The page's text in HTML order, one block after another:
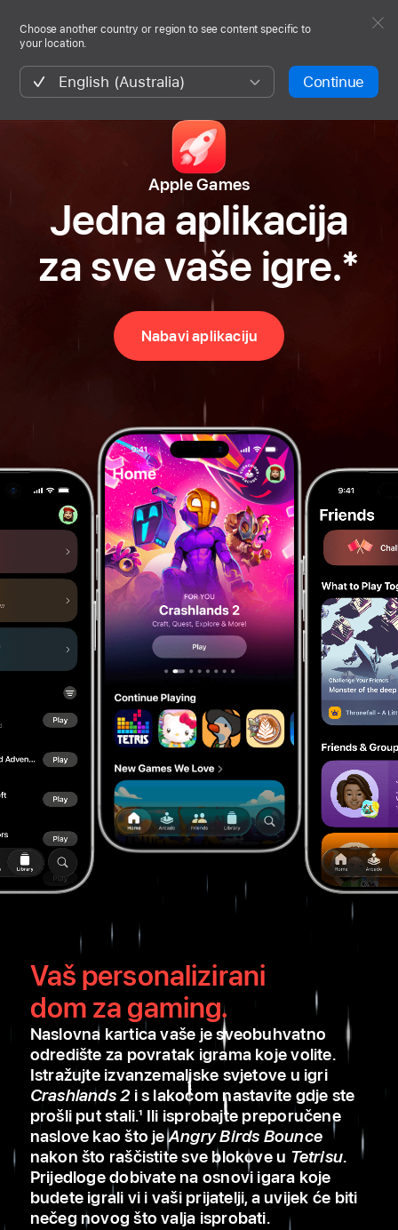
Choose another country or region to see content specific to
your location.
English (Australia) Continue
Apple Games Nabavi aplikaciju
Apple Games
Jedna aplikacija
za sve vaše igre.*
Nabavi aplikaciju
Vaš personalizirani
dom za gaming.
Naslovna kartica vaše je sveobuhvatno
odredište za povratak igrama koje volite.
Istražujte izvanzemaljske svjetove u igri
Crashlands 2i s lakoćom nastavite gdje ste
prošli put stali.1 Ili isprobajte preporučene
naslove kao što jeAngry Birds Bounce
nakon što raščistite sve blokove u Tetrisu.
Prijedloge dobivate na osnovi igara koje
budete igrali vi i vaši prijatelji, a uvijek će biti
nečeg novog što valja isprobati.